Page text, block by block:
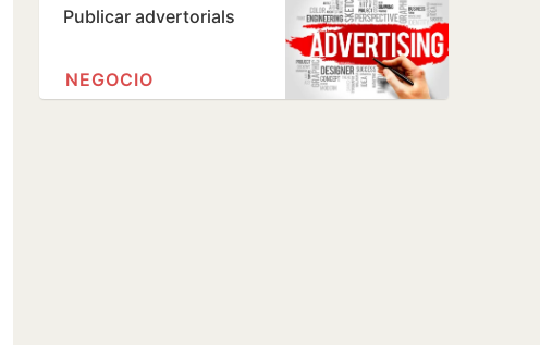
Publicar advertorials
NEGOCIO